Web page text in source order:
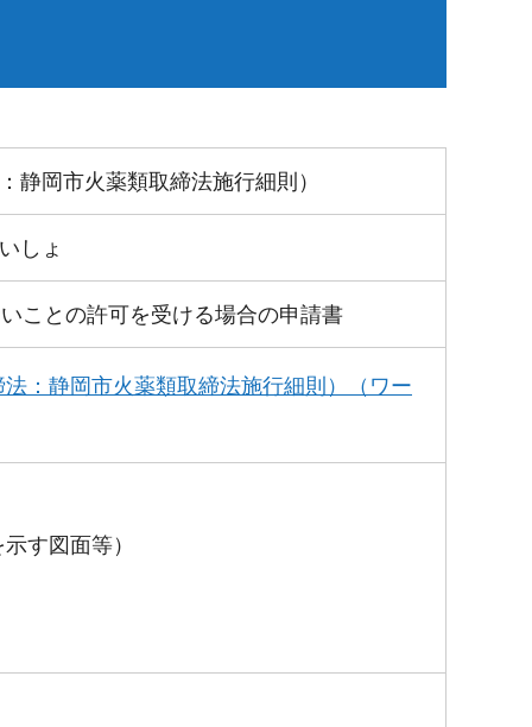
静岡市火薬類取締法施行細則）
しょ
ことの許可を受ける場合の申請書
：静岡市火薬類取締法施行細則）（ワー
す図面等）